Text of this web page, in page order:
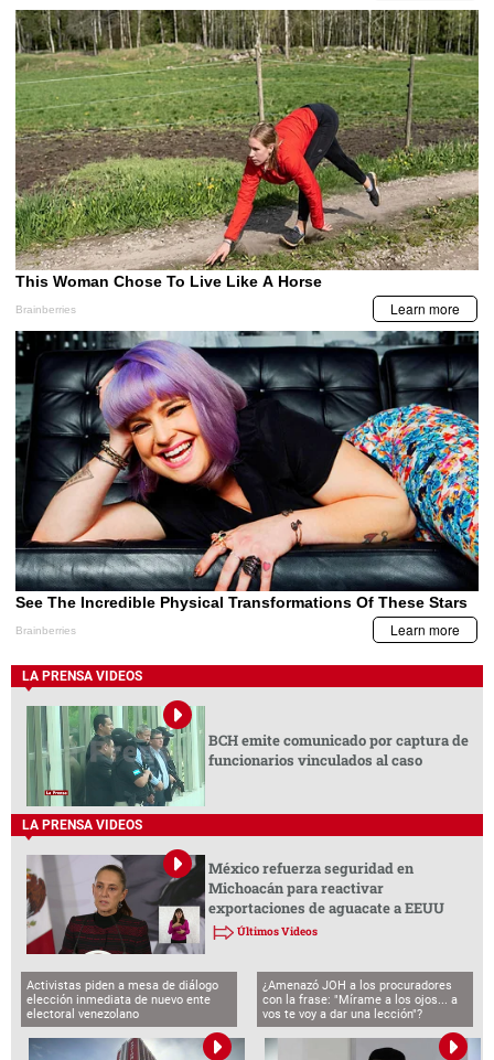
LA PRENSA VIDEOS
BCH emite comunicado por captura de
funcionarios vinculados al caso
LA PRENSA VIDEOS
México refuerza seguridad en
Michoacán para reactivar
exportaciones de aguacate a EEUU
Últimos Videos
Activistas piden a mesa de diálogo
elección inmediata de nuevo ente
electoral venezolano
¿Amenazó JOH a los procuradores
con la frase: "Mírame a los ojos... a
vos te voy a dar una lección"?